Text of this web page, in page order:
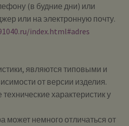
(в будние дни) или
или на электронную почту.
index.html#adres
являются типовыми и
от версии изделия.
характеристик у
может немного отличаться от